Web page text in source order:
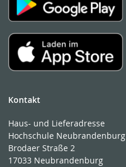
Kontakt
Haus- und Lieferadresse
Hochschule Neubrandenburg
Brodaer Straße 2
17033 Neubrandenburg